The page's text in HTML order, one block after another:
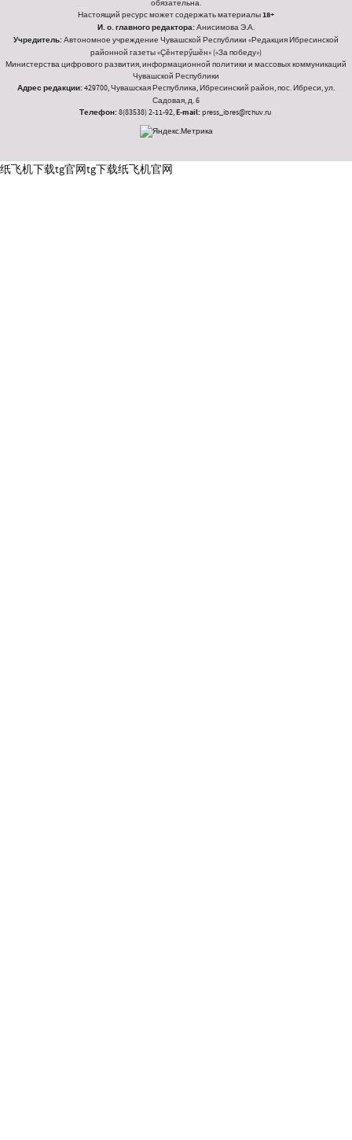
обязательна.
Настоящий ресурс может содержать материалы18+
И. о. главного редактора:Анисимова Э.А.
Учредитель:Автономное учреждение Чувашской Республики «Редакция Ибресинской
районной газеты «Ҫӗнтерӳшӗн» («За победу»)
Министерства цифрового развития, информационной политики и массовых коммуникаций
Чувашской Республики
Адрес редакции:429700, Чувашская Республика, Ибресинский район, пос. Ибреси, ул.
Садовая, д. 6
Телефон:8(83538) 2-11-92,E-mail:press_ibres@rchuv.ru
纸飞机下载tg官网tg下载纸飞机官网